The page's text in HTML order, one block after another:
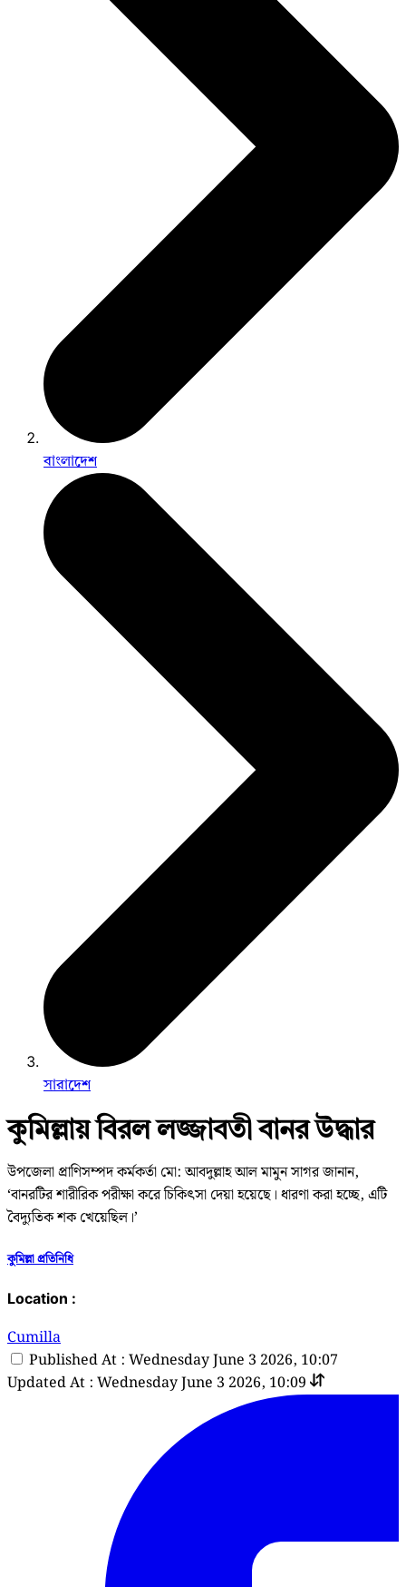
বাংলাদেশ
সারাদেশ
কুমিল্লায় বিরল লজ্জাবতী বানর উদ্ধার
উপজেলা প্রাণিসম্পদ কর্মকর্তা মো: আবদুল্লাহ আল মামুন সাগর জানান,
‘বানরটির শারীরিক পরীক্ষা করে চিকিৎসা দেয়া হয়েছে। ধারণা করা হচ্ছে, এটি
বৈদ্যুতিক শক খেয়েছিল।’
কুমিল্লা প্রতিনিধি
Location :
Cumilla
Published At : Wednesday June 3 2026, 10:07
Updated At : Wednesday June 3 2026, 10:09